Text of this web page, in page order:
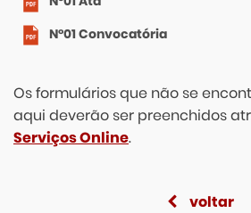
Nº01 Convocatória
Os formulários que não se
aqui deverão ser preenchidos
Serviços Online.
voltar